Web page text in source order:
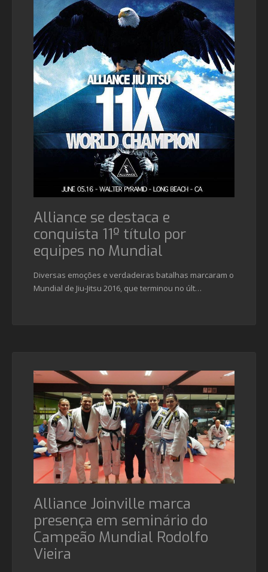
Alliance se destaca e
conquista 11º título por
equipes no Mundial
Diversas emoções e verdadeiras batalhas marcaram o
Mundial de Jiu-Jitsu 2016, que terminou no últ…
Alliance Joinville marca
presença em seminário do
Campeão Mundial Rodolfo
Vieira